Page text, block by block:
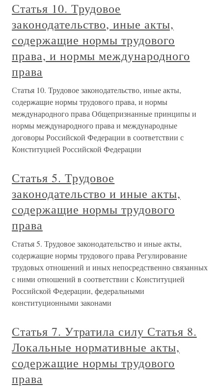
Статья 10. Трудовое
законодательство, иные акты,
содержащие нормы трудового
права, и нормы международного
права
Статья 10. Трудовое законодательство, иные акты,
содержащие нормы трудового права, и нормы
международного права Общепризнанные принципы и
нормы международного права и международные
договоры Российской Федерации в соответствии с
Конституцией Российской Федерации
Статья 5. Трудовое
законодательство и иные акты,
содержащие нормы трудового
права
Статья 5. Трудовое законодательство и иные акты,
содержащие нормы трудового права Регулирование
трудовых отношений и иных непосредственно связанных
с ними отношений в соответствии с Конституцией
Российской Федерации, федеральными
конституционными законами
Статья 7. Утратила силу Статья 8.
Локальные нормативные акты,
содержащие нормы трудового
права